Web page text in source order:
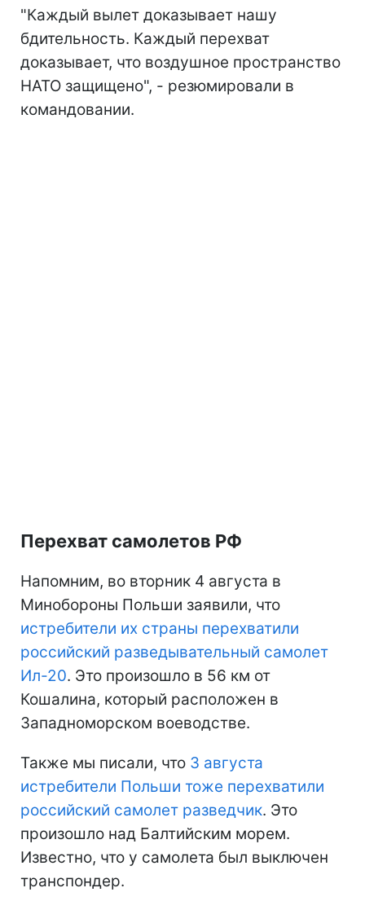
"Каждый вылет доказывает нашу
бдительность. Каждый перехват
доказывает, что воздушное пространство
НАТО защищено", - резюмировали в
командовании.
Перехват самолетов РФ
Напомним, во вторник 4 августа в
Минобороны Польши заявили, что
истребители их страны перехватили
российский разведывательный самолет
Ил-20. Это произошло в 56 км от
Кошалина, который расположен в
Западноморском воеводстве.
Также мы писали, что 3 августа
истребители Польши тоже перехватили
российский самолет разведчик. Это
произошло над Балтийским морем.
Известно, что у самолета был выключен
транспондер.